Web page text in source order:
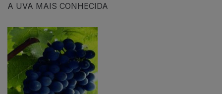
A UVA MAIS CONHECIDA